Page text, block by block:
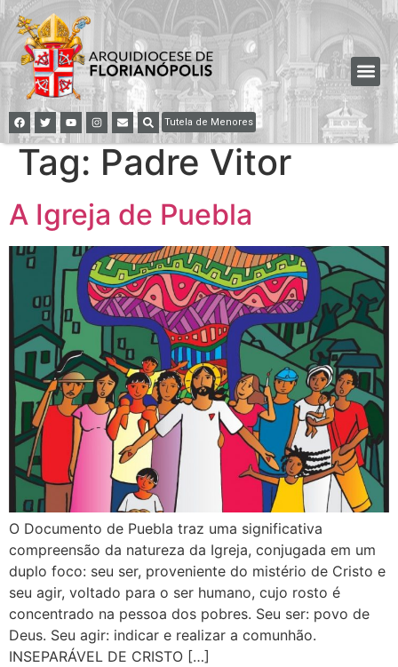
Tutela de Menores
Tag: Padre Vitor
A Igreja de Puebla
O Documento de Puebla traz uma significativa
compreensão da natureza da Igreja, conjugada em um
duplo foco: seu ser, proveniente do mistério de Cristo e
seu agir, voltado para o ser humano, cujo rosto é
concentrado na pessoa dos pobres. Seu ser: povo de
Deus. Seu agir: indicar e realizar a comunhão.
INSEPARÁVEL DE CRISTO […]